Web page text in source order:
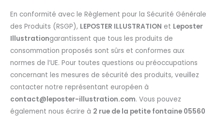
En conformité avec le Règlement pour la Sécurité Générale
des Produits (RSGP), LEPOSTER ILLUSTRATION et Leposter
Illustrationgarantissent que tous les produits de
consommation proposés sont sûrs et conformes aux
normes de l’UE. Pour toutes questions ou préoccupations
concernant les mesures de sécurité des produits, veuillez
contacter notre représentant européen à
contact@leposter-illustration.com. Vous pouvez
également nous écrire à 2 rue de la petite fontaine 05560